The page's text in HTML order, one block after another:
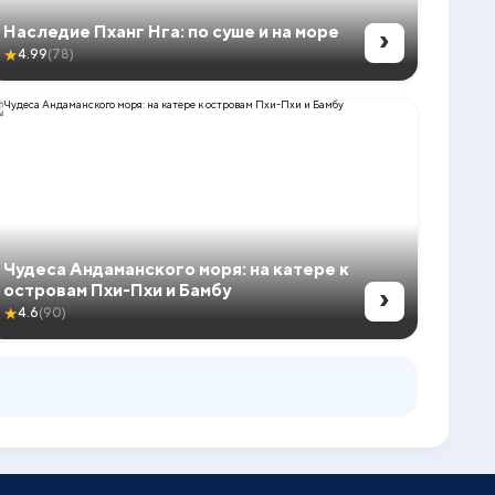
Наследие Пханг Нга: по суше и на море
★4.99(78) ›
Чудеса Андаманского моря: на катере к
островам Пхи-Пхи и Бамбу
★4.6(90) ›